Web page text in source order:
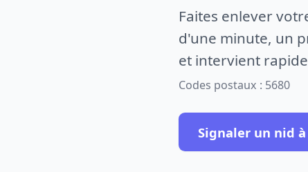
Faites enlever
d'une minute, un
et intervient
Codes postaux : 5680
Signaler un nid à